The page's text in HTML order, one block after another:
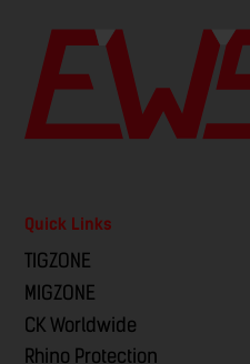
Quick Links
TIGZONE
MIGZONE
CK Worldwide
Rhino Protection